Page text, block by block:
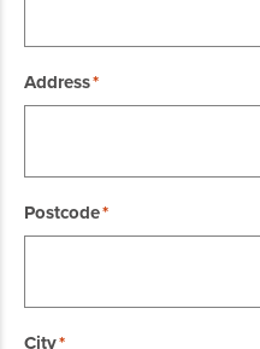
Address
Postcode
City